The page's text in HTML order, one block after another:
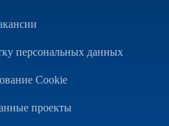
персональных данных
Cookie
проекты